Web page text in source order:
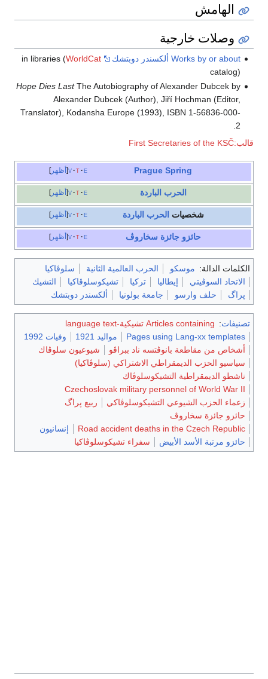
الهامش
وصلات خارجية
Works by or about ألكسندر دوبتشك in libraries (
WorldCat
catalog)
Hope Dies LastThe Autobiography of Alexander Dubcek by
Alexander Dubcek (Author), Jiří Hochman (Editor,
Translator), Kodansha Europe (1993), ISBN 1-56836-000-
2.
قالب:First Secretaries of the KSČ
أظهر v t e Prague Spring
أظهر v t e الحرب الباردة
أظهر v t e شخصيات الحرب الباردة
أظهر v t e حائزو جائزة سخاروڤ
الكلمات الدالة: موسكو الحرب العالمية الثانية
سلوڤاكيا
الاتحاد السوڤيتي
إيطاليا تركيا تشيكوسلوڤاكيا
التشيك
پراگ
حلف وارسو جامعة بولونيا ألكسندر دوبتشك
تصنيفات: Articles containing تشيكية-language text
Pages using Lang-xx templates
مواليد 1921
وفيات 1992
أشخاص من مقاطعة بانوڤتسه ناد ببراڤو
شيوعيون سلوڤاك
سياسيو الحزب الديمقراطي الاشتراكي (سلوڤاكيا)
ناشطو الديمقراطية التشيكوسلوڤاك
Czechoslovak military personnel of World War II
زعماء الحزب الشيوعي التشيكوسلوڤاكي
ربيع پراگ
حائزو جائزة سخاروڤ
Road accident deaths in the Czech Republic
إنسانيون
حائزو مرتبة الأسد الأبيض
سفراء تشيكوسلوڤاكيا